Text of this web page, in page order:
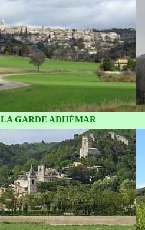
LA GARDE ADHÉMAR